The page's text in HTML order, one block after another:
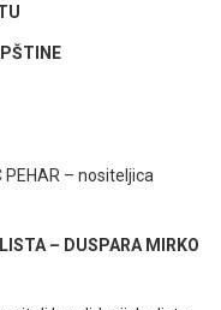
PEHAR – nositeljica
– DUSPARA MIRKO